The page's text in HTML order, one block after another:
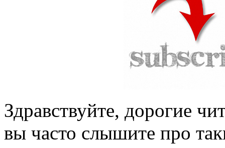
Здравствуйте, дорогие
вы часто слышите про